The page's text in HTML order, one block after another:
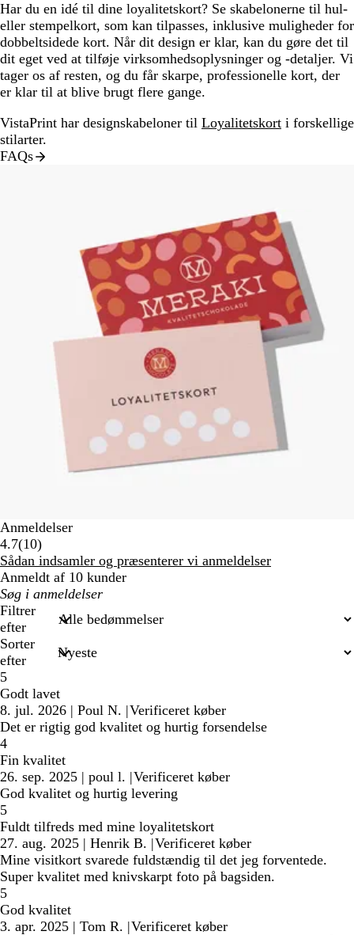
Har du en idé til dine loyalitetskort? Se skabelonerne til hul-
eller stempelkort, som kan tilpasses, inklusive muligheder for
dobbeltsidede kort. Når dit design er klar, kan du gøre det til
dit eget ved at tilføje virksomhedsoplysninger og -detaljer. Vi
tager os af resten, og du får skarpe, professionelle kort, der
er klar til at blive brugt flere gange.
VistaPrint har designskabeloner til Loyalitetskort i forskellige
stilarter.
FAQs
Anmeldelser
4.7(1010
anmeldelser
)
Sådan indsamler og præsenterer vi anmeldelser
Anmeldt af 10 kunder
Min
søgetekst
Filtrer
efter
Sorter
efter
5
Godt lavet
8. jul. 2026 | Poul N. |Verificeret køber
Det er rigtig god kvalitet og hurtig forsendelse
4
Fin kvalitet
26. sep. 2025 | poul l. |Verificeret køber
God kvalitet og hurtig levering
5
Fuldt tilfreds med mine loyalitetskort
27. aug. 2025 | Henrik B. |Verificeret køber
Mine visitkort svarede fuldstændig til det jeg forventede.
Super kvalitet med knivskarpt foto på bagsiden.
5
God kvalitet
3. apr. 2025 | Tom R. |Verificeret køber